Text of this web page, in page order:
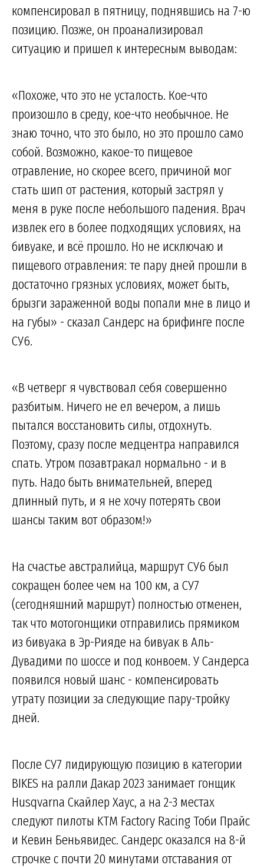
компенсировал в пятницу, поднявшись на 7-ю
позицию. Позже, он проанализировал
ситуацию и пришел к интересным выводам:
«Похоже, что это не усталость. Кое-что
произошло в среду, кое-что необычное. Не
знаю точно, что это было, но это прошло само
собой. Возможно, какое-то пищевое
отравление, но скорее всего, причиной мог
стать шип от растения, который застрял у
меня в руке после небольшого падения. Врач
извлек его в более подходящих условиях, на
бивуаке, и всё прошло. Но не исключаю и
пищевого отравления: те пару дней прошли в
достаточно грязных условиях, может быть,
брызги зараженной воды попали мне в лицо и
на губы» - сказал Сандерс на брифинге после
СУ6.
«В четверг я чувствовал себя совершенно
разбитым. Ничего не ел вечером, а лишь
пытался восстановить силы, отдохнуть.
Поэтому, сразу после медцентра направился
спать. Утром позавтракал нормально - и в
путь. Надо быть внимательней, вперед
длинный путь, и я не хочу потерять свои
шансы таким вот образом!»
На счастье австралийца, маршрут СУ6 был
сокращен более чем на 100 км, а СУ7
(сегодняшний маршрут) полностью отменен,
так что мотогонщики отправились прямиком
из бивуака в Эр-Рияде на бивуак в Аль-
Дувадими по шоссе и под конвоем. У Сандерса
появился новый шанс - компенсировать
утрату позиции за следующие пару-тройку
дней.
После СУ7 лидирующую позицию в категории
BIKES на ралли Дакар 2023 занимает гонщик
Husqvarna Скайлер Хаус, а на 2-3 местах
следуют пилоты KTM Factory Racing Тоби Прайс
и Кевин Беньявидес. Сандерс оказался на 8-й
строчке с почти 20 минутами отставания от